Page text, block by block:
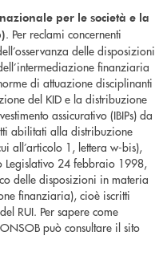
per le società e la
. Per reclami concernenti
delle disposizioni
finanziaria
di attuazione disciplinanti
del KID e la distribuzione
assicurativo (IBIPs) da
abilitati alla distribuzione
all’articolo 1, lettera w-bis),
Legislativo 24 febbraio 1998,
delle disposizioni in materia
finanziaria), cioè iscritti
RUI. Per sapere come
può consultare il sito